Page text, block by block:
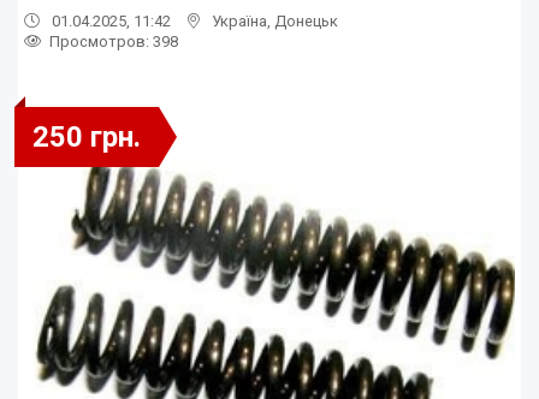
01.04.2025, 11:42 Україна Донецьк
Просмотров: 398
250 грн.